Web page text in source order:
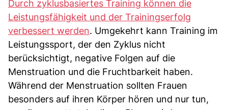
Durch zyklusbasiertes Training können die
Leistungsfähigkeit und der Trainingserfolg
verbessert werden. Umgekehrt kann Training im
Leistungssport, der den Zyklus nicht
berücksichtigt, negative Folgen auf die
Menstruation und die Fruchtbarkeit haben.
Während der Menstruation sollten Frauen
besonders auf ihren Körper hören und nur tun,